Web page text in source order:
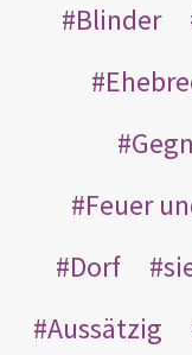
Blinder
Feuer
Dorf
Aussätzig